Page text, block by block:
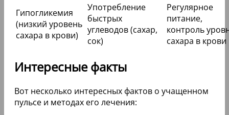
Гипогликемия
(низкий уровень
сахара в крови)
Употребление
быстрых
углеводов (сахар,
сок)
Регулярное
питание,
контроль
сахара в крови
Интересные факты
Вот несколько интересных фактов о учащенном
пульсе и методах его лечения: